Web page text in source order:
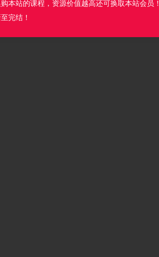
本站的课程，资源价值越高还可换取本站会员！
完结！